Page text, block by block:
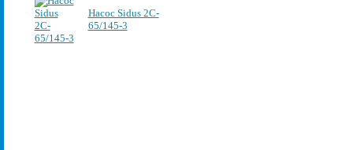
Насос Sidus 2C-
65/145-3